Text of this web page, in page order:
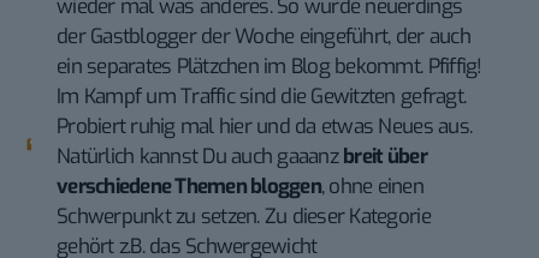
wieder mal was anderes. So wurde neuerdings
der Gastblogger der Woche eingeführt, der auch
ein separates Plätzchen im Blog bekommt. Pfiffig!
Im Kampf um Traffic sind die Gewitzten gefragt.
Probiert ruhig mal hier und da etwas Neues aus.
Natürlich kannst Du auch gaaanzbreit über
verschiedene Themen bloggen, ohne einen
Schwerpunkt zu setzen. Zu dieser Kategorie
gehört z.B. das Schwergewicht